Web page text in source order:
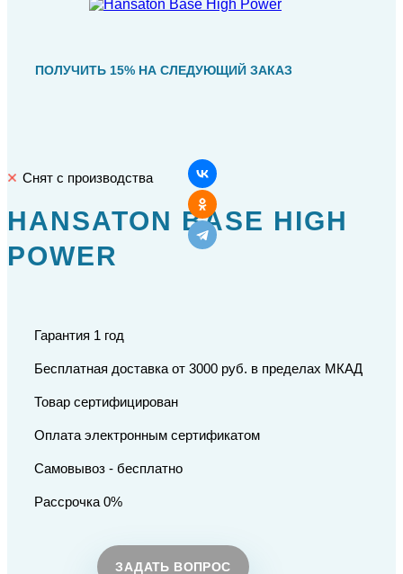
ПОЛУЧИТЬ 15% НА СЛЕДУЮЩИЙ ЗАКАЗ
Снят с производства
HANSATON BASE HIGH
POWER
Гарантия 1 год
Бесплатная доставка от 3000 руб. в пределах МКАД
Товар сертифицирован
Оплата электронным сертификатом
Самовывоз - бесплатно
Рассрочка 0%
ЗАДАТЬ ВОПРОС